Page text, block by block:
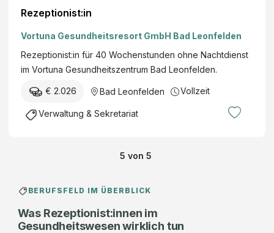
Rezeptionist:in
Vortuna Gesundheitsresort GmbH Bad Leonfelden
Rezeptionist:in für 40 Wochenstunden ohne Nachtdienst
im Vortuna Gesundheitszentrum Bad Leonfelden.
€ 2.026 Bad Leonfelden Vollzeit
Verwaltung & Sekretariat
5 von 5
BERUFSFELD IM ÜBERBLICK
Was Rezeptionist:innen im
Gesundheitswesen wirklich tun